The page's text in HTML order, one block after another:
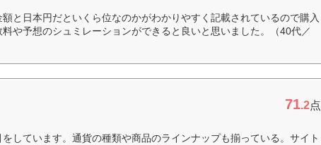
と日本円だといくら位なのかがわかりやすく記載されているので購入
や予想のシュミレーションができると良いと思いました。（40代／
71.2点
しています。通貨の種類や商品のラインナップも揃っている。サイト